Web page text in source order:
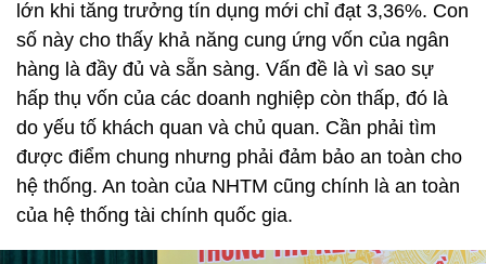
lớn khi tăng trưởng tín dụng mới chỉ đạt 3,36%. Con
số này cho thấy khả năng cung ứng vốn của ngân
hàng là đầy đủ và sẵn sàng. Vấn đề là vì sao sự
hấp thụ vốn của các doanh nghiệp còn thấp, đó là
do yếu tố khách quan và chủ quan. Cần phải tìm
được điểm chung nhưng phải đảm bảo an toàn cho
hệ thống. An toàn của NHTM cũng chính là an toàn
của hệ thống tài chính quốc gia.